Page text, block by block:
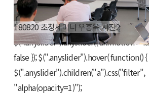
180820 초청세미나 우홍욱 사진2
$(".anyslider").anyslider({ animation :
false }); $(".anyslider").hover( function() {
$(".anyslider").children("a").css("filter",
"alpha(opacity=1)");